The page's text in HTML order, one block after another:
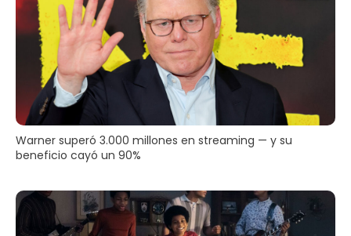
Warner superó 3.000 millones en streaming — y su
beneficio cayó un 90%